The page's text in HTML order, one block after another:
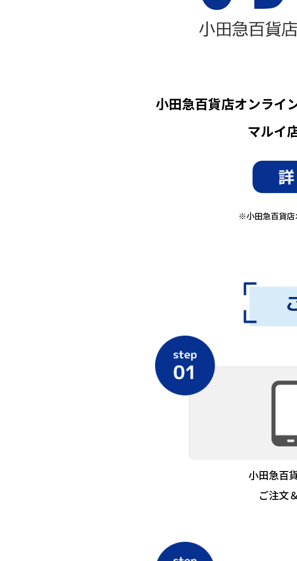
小田急百貨店オンライ
マルイ
※小田急百貨店
小田急百
ご注文